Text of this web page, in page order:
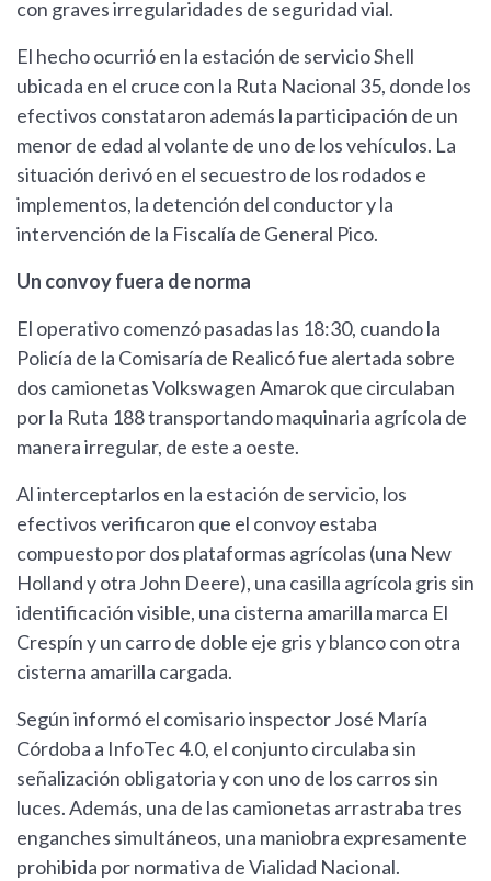
con graves irregularidades de seguridad vial.
El hecho ocurrió en la estación de servicio Shell
ubicada en el cruce con la Ruta Nacional 35, donde los
efectivos constataron además la participación de un
menor de edad al volante de uno de los vehículos. La
situación derivó en el secuestro de los rodados e
implementos, la detención del conductor y la
intervención de la Fiscalía de General Pico.
Un convoy fuera de norma
El operativo comenzó pasadas las 18:30, cuando la
Policía de la Comisaría de Realicó fue alertada sobre
dos camionetas Volkswagen Amarok que circulaban
por la Ruta 188 transportando maquinaria agrícola de
manera irregular, de este a oeste.
Al interceptarlos en la estación de servicio, los
efectivos verificaron que el convoy estaba
compuesto por dos plataformas agrícolas (una New
Holland y otra John Deere), una casilla agrícola gris sin
identificación visible, una cisterna amarilla marca El
Crespín y un carro de doble eje gris y blanco con otra
cisterna amarilla cargada.
Según informó el comisario inspector José María
Córdoba a InfoTec 4.0, el conjunto circulaba sin
señalización obligatoria y con uno de los carros sin
luces. Además, una de las camionetas arrastraba tres
enganches simultáneos, una maniobra expresamente
prohibida por normativa de Vialidad Nacional.